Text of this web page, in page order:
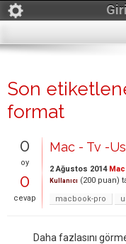
Son
format
0
oy
0
cevap
Mac - Tv -
2 Ağustos 2014
Kullanıcı (200 puan)
macbook-pro
Daha fazlasını